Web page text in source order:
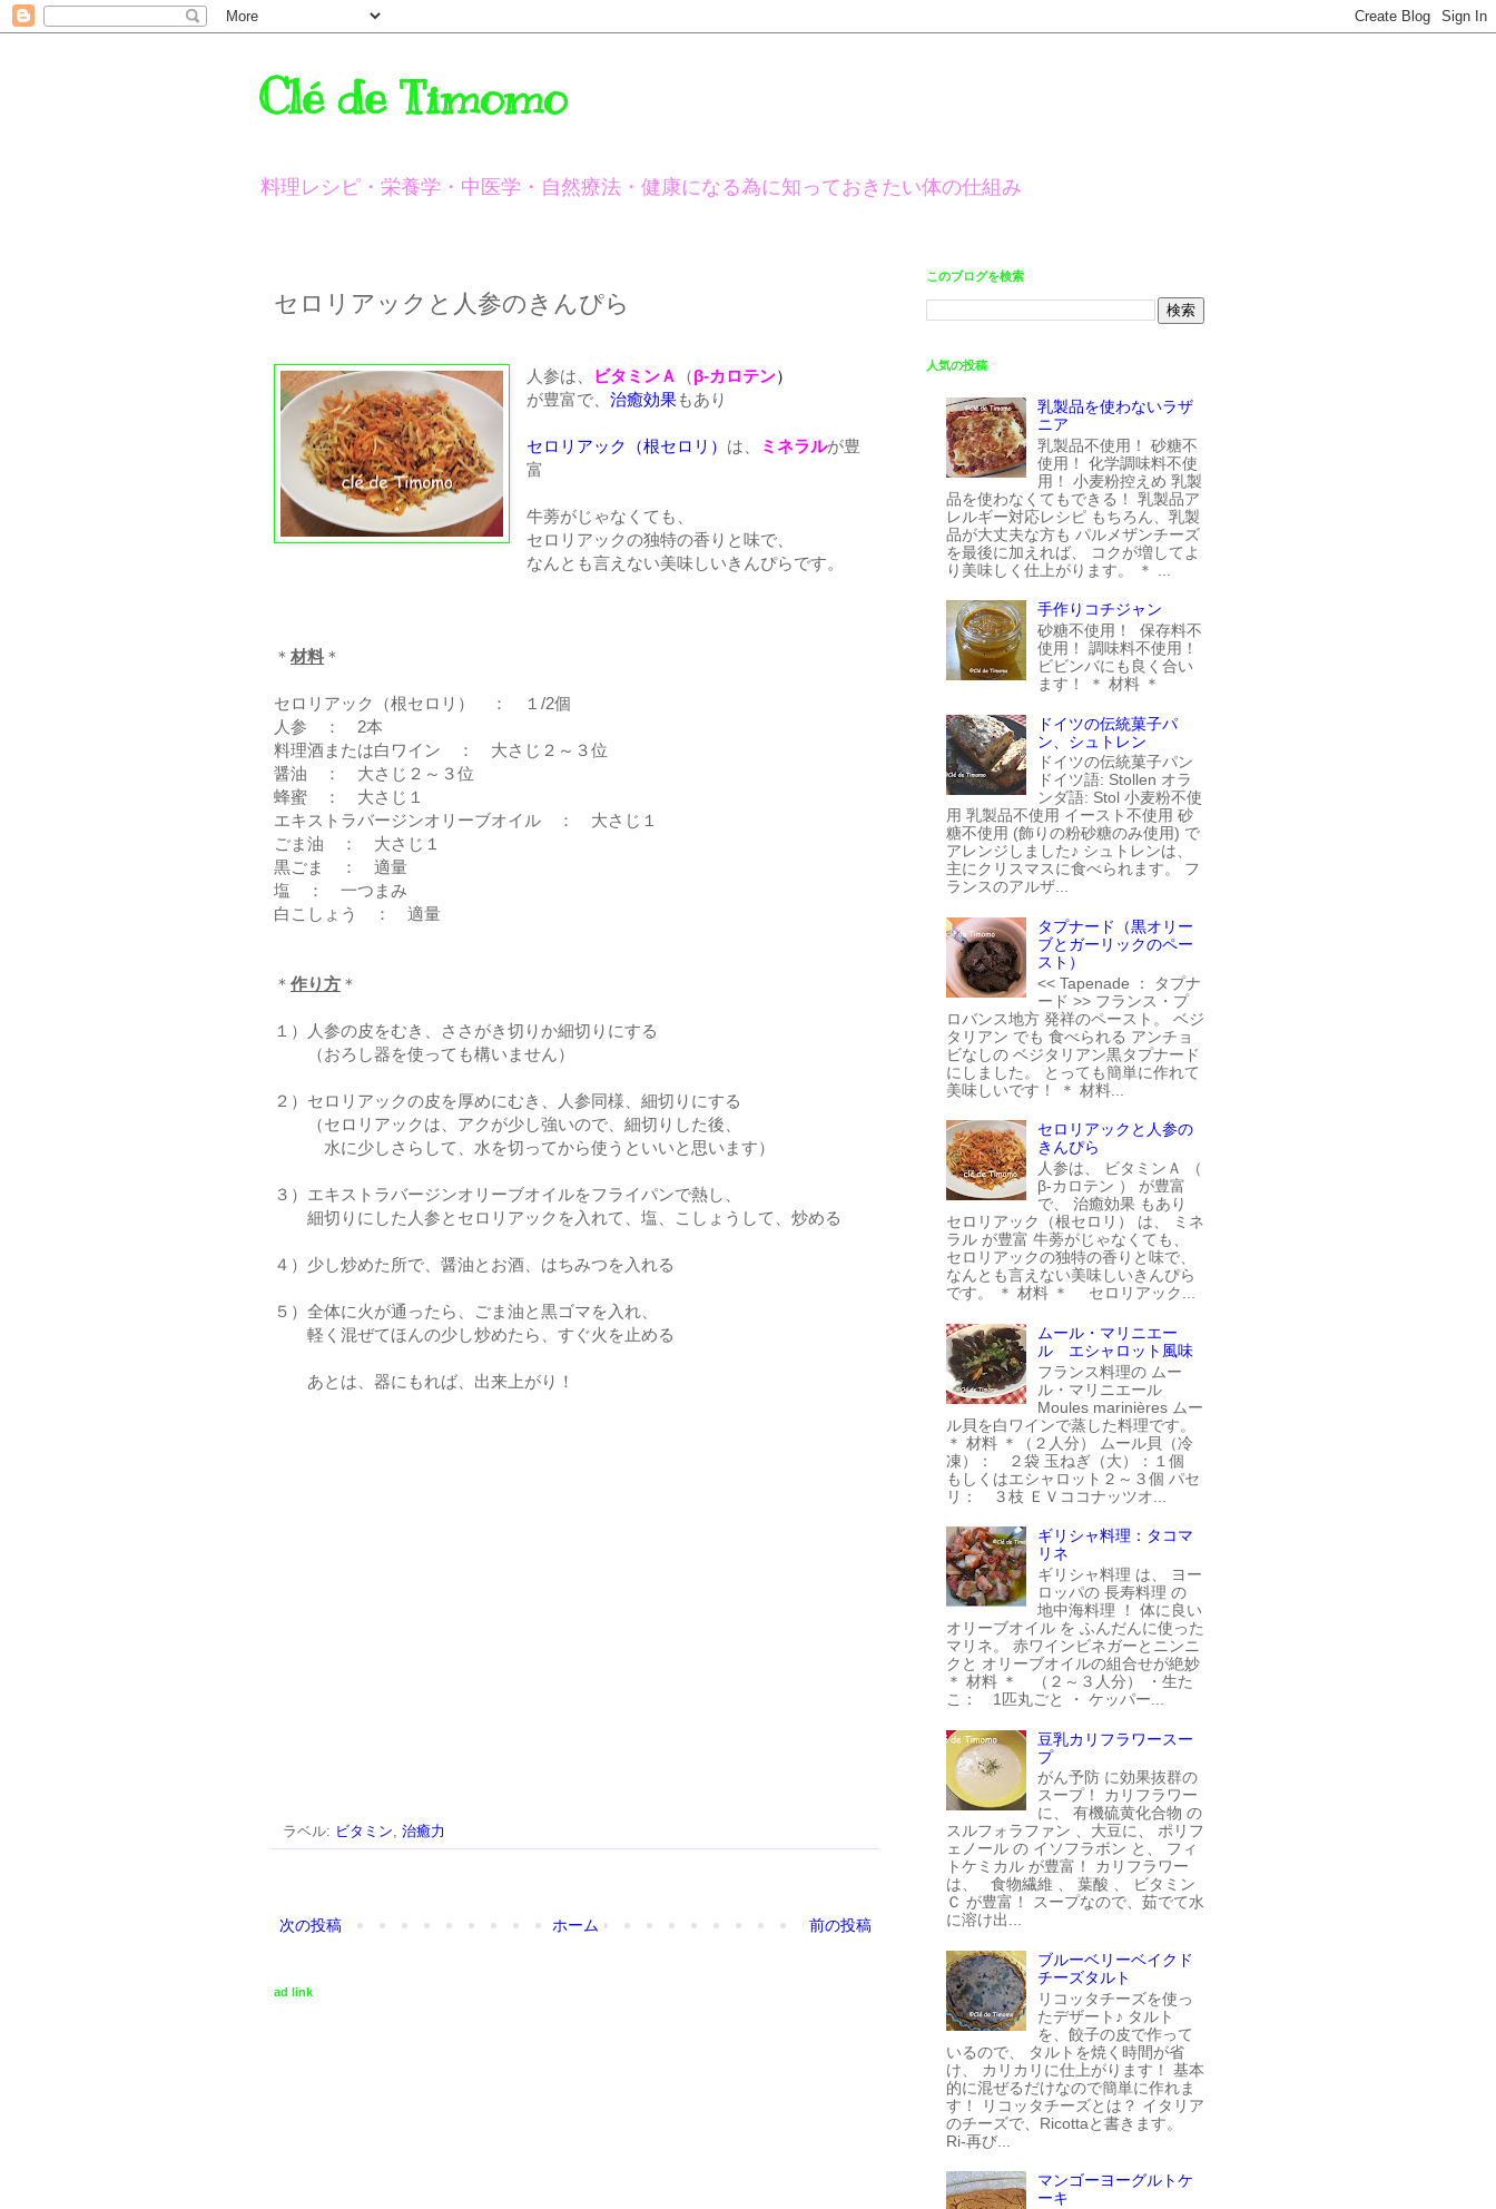
Clé de Timomo
料理レシピ・栄養学・中医学・自然療法・健康になる為に知っておきたい体の仕組み
セロリアックと人参のきんぴら
人参は、 ビタミンＡ （β-カロテン）
が豊富で、治癒効果もあり
セロリアック（根セロリ） は、 ミネラルが豊
富
牛蒡がじゃなくても、
セロリアックの独特の香りと味で、
なんとも言えない美味しいきんぴらです。
＊ 材料 ＊
セロリアック（根セロリ） ： １/2個
人参 ： 2本
料理酒または白ワイン ： 大さじ２～３位
醤油 ： 大さじ２～３位
蜂蜜 ： 大さじ１
エキストラバージンオリーブオイル ： 大さじ１
ごま油 ： 大さじ１
黒ごま ： 適量
塩 ： 一つまみ
白こしょう ： 適量
＊ 作り方 ＊
１）人参の皮をむき、ささがき切りか細切りにする
（おろし器を使っても構いません）
２）セロリアックの皮を厚めにむき、人参同様、細切りにする
（セロリアックは、アクが少し強いので、細切りした後、
水に少しさらして、水を切ってから使うといいと思います）
３）エキストラバージンオリーブオイルをフライパンで熱し、
細切りにした人参とセロリアックを入れて、塩、こしょうして、炒める
４）少し炒めた所で、醤油とお酒、はちみつを入れる
５）全体に火が通ったら、ごま油と黒ゴマを入れ、
軽く混ぜてほんの少し炒めたら、すぐ火を止める
あとは、器にもれば、出来上がり！
ラベル: ビタミン, 治癒力
次の投稿 前の投稿
ホーム
ad link
このブログを検索
人気の投稿
乳製品を使わないラザ
ニア
乳製品不使用！ 砂糖不
使用！ 化学調味料不使
用！ 小麦粉控えめ 乳製
品を使わなくてもできる！ 乳製品ア
レルギー対応レシピ もちろん、乳製
品が大丈夫な方も パルメザンチーズ
を最後に加えれば、 コクが増してよ
り美味しく仕上がります。 ＊ ...
手作りコチジャン
砂糖不使用！ 保存料不
使用！ 調味料不使用！
ビビンバにも良く合い
ます！ ＊ 材料 ＊
ドイツの伝統菓子パ
ン、シュトレン
ドイツの伝統菓子パン
ドイツ語: Stollen オラ
ンダ語: Stol 小麦粉不使
用 乳製品不使用 イースト不使用 砂
糖不使用 (飾りの粉砂糖のみ使用) で
アレンジしました♪ シュトレンは、
主にクリスマスに食べられます。 フ
ランスのアルザ...
タプナード（黒オリー
ブとガーリックのペー
スト）
<< Tapenade ： タプナ
ード >> フランス・プ
ロバンス地方 発祥のペースト。 ベジ
タリアン でも 食べられる アンチョ
ビなしの ベジタリアン黒タプナード
にしました。 とっても簡単に作れて
美味しいです！ ＊ 材料...
セロリアックと人参の
きんぴら
人参は、 ビタミンＡ （
β-カロテン ） が豊富
で、 治癒効果 もあり
セロリアック（根セロリ） は、 ミネ
ラル が豊富 牛蒡がじゃなくても、
セロリアックの独特の香りと味で、
なんとも言えない美味しいきんぴら
です。 ＊ 材料 ＊ セロリアック...
ムール・マリニエー
ル エシャロット風味
フランス料理の ムー
ル・マリニエール
Moules marinières ムー
ル貝を白ワインで蒸した料理です。
＊ 材料 ＊（２人分） ムール貝（冷
凍）： ２袋 玉ねぎ（大）：１個
もしくはエシャロット２～３個 パセ
リ： ３枝 ＥＶココナッツオ...
ギリシャ料理：タコマ
リネ
ギリシャ料理 は、 ヨー
ロッパの 長寿料理 の
地中海料理 ！ 体に良い
オリーブオイル を ふんだんに使った
マリネ。 赤ワインビネガーとニンニ
クと オリーブオイルの組合せが絶妙
＊ 材料 ＊ （２～３人分） ・生た
こ： 1匹丸ごと ・ ケッパー...
豆乳カリフラワースー
プ
がん予防 に効果抜群の
スープ！ カリフラワー
に、 有機硫黄化合物 の
スルフォラファン 、大豆に、 ポリフ
ェノール の イソフラボン と、 フィ
トケミカル が豊富！ カリフラワー
は、 食物繊維 、 葉酸 、 ビタミン
Ｃ が豊富！ スープなので、茹でて水
に溶け出...
ブルーベリーベイクド
チーズタルト
リコッタチーズを使っ
たデザート♪ タルト
を、餃子の皮で作って
いるので、 タルトを焼く時間が省
け、 カリカリに仕上がります！ 基本
的に混ぜるだけなので簡単に作れま
す！ リコッタチーズとは？ イタリア
のチーズで、Ricottaと書きます。
Ri-再び...
マンゴーヨーグルトケ
ーキ